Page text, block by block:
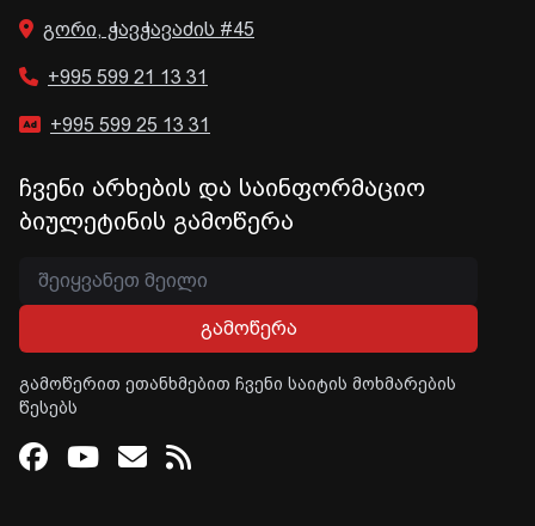
გორი, ჭავჭავაძის #45
+995 599 21 13 31
+995 599 25 13 31
ჩვენი არხების და საინფორმაციო
ბიულეტინის გამოწერა
გამოწერა
გამოწერით ეთანხმებით ჩვენი საიტის მოხმარების
წესებს
Facebook
Youtube
Email
RSS